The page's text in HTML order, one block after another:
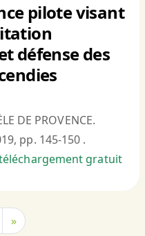
pilote visant
défense des
DE PROVENCE.
pp. 145-150 .
gratuit
»